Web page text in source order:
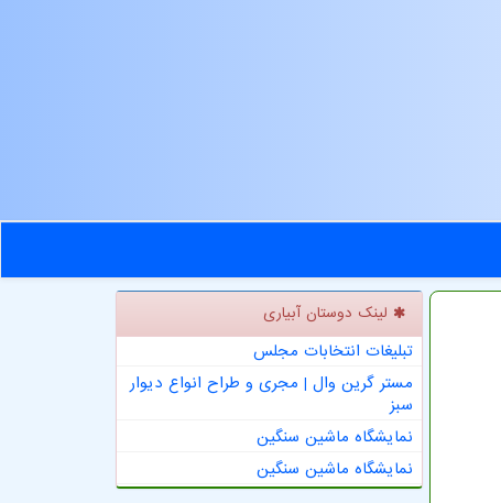
لینک دوستان آبیاری
تبلیغات انتخابات مجلس
مستر گرین وال | مجری و طراح انواع دیوار
سبز
نمایشگاه ماشین سنگین
نمایشگاه ماشین سنگین